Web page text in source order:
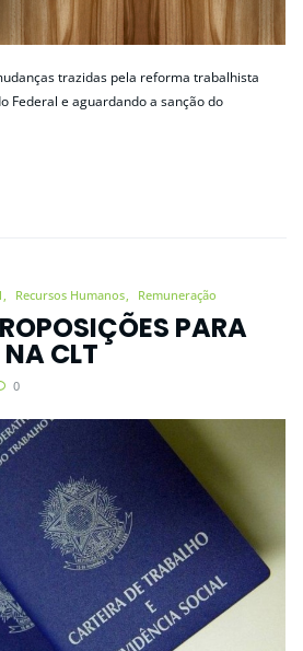
trazidas pela reforma trabalhista
Federal e aguardando a sanção do
Recursos Humanos Remuneração
PARA
CLT
0